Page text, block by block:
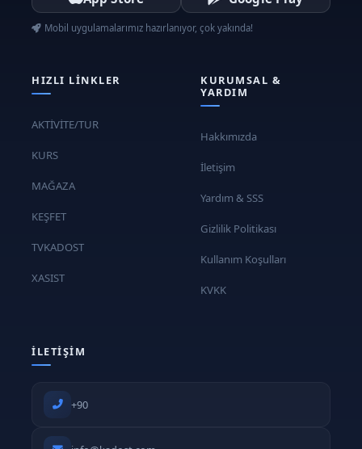
Mobil uygulamalarımız hazırlanıyor, çok yakında!
HIZLI LINKLER
AKTİVİTE/TUR
KURS
MAĞAZA
KEŞFET
TVKADOST
XASIST
KURUMSAL &
YARDIM
Hakkımızda
İletişim
Yardım & SSS
Gizlilik Politikası
Kullanım Koşulları
KVKK
İLETIŞIM
+90